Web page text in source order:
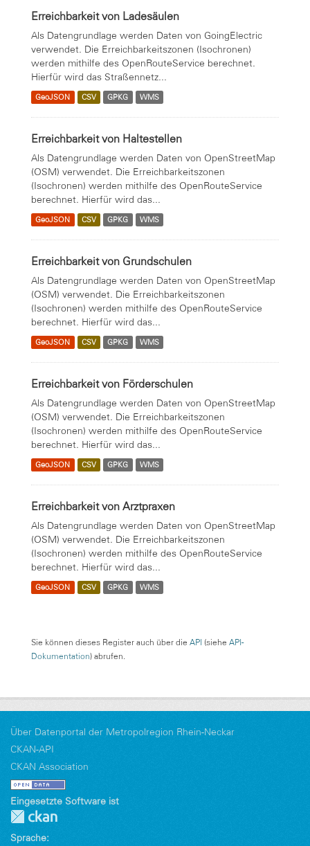
Erreichbarkeit von Ladesäulen
Als Datengrundlage werden Daten von GoingElectric
verwendet. Die Erreichbarkeitszonen (Isochronen)
werden mithilfe des OpenRouteService berechnet.
Hierfür wird das Straßennetz...
GeoJSON CSV GPKG WMS
Erreichbarkeit von Haltestellen
Als Datengrundlage werden Daten von OpenStreetMap
(OSM) verwendet. Die Erreichbarkeitszonen
(Isochronen) werden mithilfe des OpenRouteService
berechnet. Hierfür wird das...
GeoJSON CSV GPKG WMS
Erreichbarkeit von Grundschulen
Als Datengrundlage werden Daten von OpenStreetMap
(OSM) verwendet. Die Erreichbarkeitszonen
(Isochronen) werden mithilfe des OpenRouteService
berechnet. Hierfür wird das...
GeoJSON CSV GPKG WMS
Erreichbarkeit von Förderschulen
Als Datengrundlage werden Daten von OpenStreetMap
(OSM) verwendet. Die Erreichbarkeitszonen
(Isochronen) werden mithilfe des OpenRouteService
berechnet. Hierfür wird das...
GeoJSON CSV GPKG WMS
Erreichbarkeit von Arztpraxen
Als Datengrundlage werden Daten von OpenStreetMap
(OSM) verwendet. Die Erreichbarkeitszonen
(Isochronen) werden mithilfe des OpenRouteService
berechnet. Hierfür wird das...
GeoJSON CSV GPKG WMS
Sie können dieses Register auch über die API (siehe API-
Dokumentation) abrufen.
Über Datenportal der Metropolregion Rhein-Neckar
CKAN-API
CKAN Association
Eingesetzte Software ist
Sprache